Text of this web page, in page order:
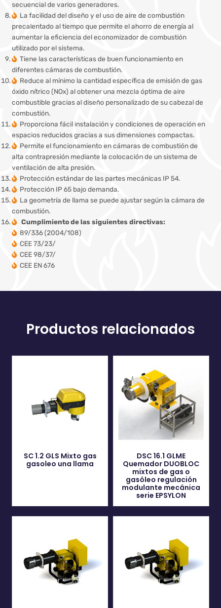
secuencial de varios generadores.
La facilidad del diseño y el uso de aire de combustión
precalentado al tiempo que permite el ahorro de energía al
aumentar la eficiencia del economizador de combustión
utilizado por el sistema.
Tiene las características de buen funcionamiento en
diferentes cámaras de combustión.
Reduce al mínimo la cantidad específica de emisión de gas
óxido nítrico (NOx) al obtener una mezcla óptima de aire
combustible gracias al diseño personalizado de su cabezal de
combustión.
Proporciona fácil instalación y condiciones de operación en
espacios reducidos gracias a sus dimensiones compactas.
Permite el funcionamiento en cámaras de combustión de
alta contrapresión mediante la colocación de un sistema de
ventilación de alta presión.
Protección estándar de las partes mecánicas IP 54.
Protección IP 65 bajo demanda.
La geometría de llama se puede ajustar según la cámara de
combustión.
Cumplimiento de las siguientes directivas:
89/336 (2004/108)
CEE 73/23/
CEE 98/37/
CEE EN 676
Productos relacionados
SC 1.2 GLS Mixto gas
gasoleo una llama
DSC 16.1 GLME
Quemador DUOBLOC
mixtos de gas o
gasóleo regulación
modulante mecánica
serie EPSYLON